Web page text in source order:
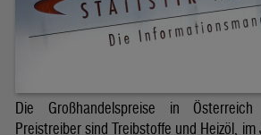
Die Großhandelspreise in
Preistreiber sind Treibstoffe und Heizöl,